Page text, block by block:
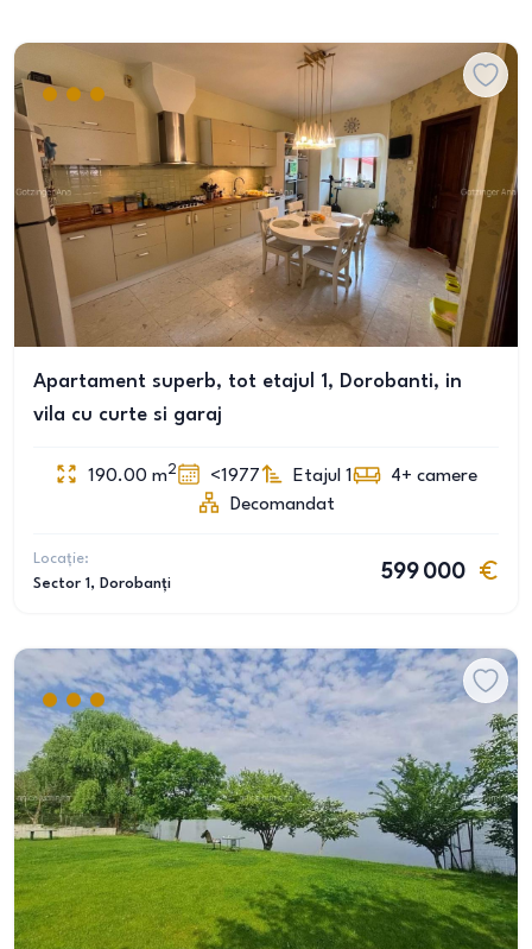
Apartament superb, tot etajul 1, Dorobanti, in
vila cu curte si garaj
190.00 m2 <1977 Etajul 1 4+ camere
Decomandat
Locație:
Sector 1 , Dorobanți
599 000